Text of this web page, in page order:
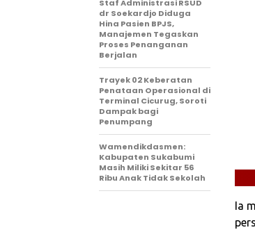
Ia
Staf Administrasi RSUD
dr Soekardjo Diduga
Hina Pasien BPJS,
Manajemen Tegaskan
Proses Penanganan
Berjalan
‎Trayek 02 Keberatan
Penataan Operasional di
Terminal Cicurug, Soroti
Dampak bagi
Penumpang
Wamendikdasmen:
Kabupaten Sukabumi
Masih Miliki Sekitar 56
Ribu Anak Tidak Sekolah